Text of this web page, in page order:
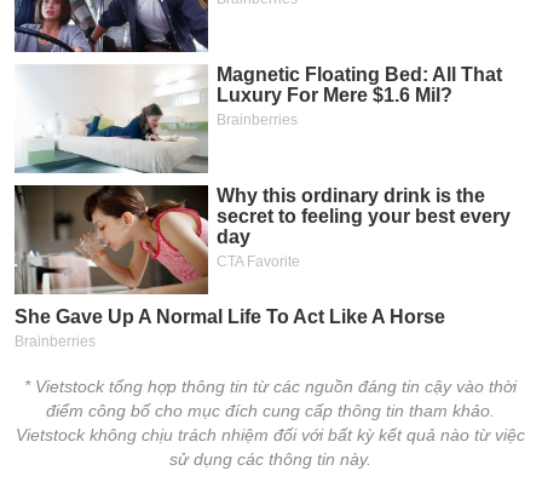
* Vietstock tổng hợp thông tin từ các nguồn đáng tin cậy vào thời
điểm công bố cho mục đích cung cấp thông tin tham khảo.
Vietstock không chịu trách nhiệm đối với bất kỳ kết quả nào từ việc
sử dụng các thông tin này.